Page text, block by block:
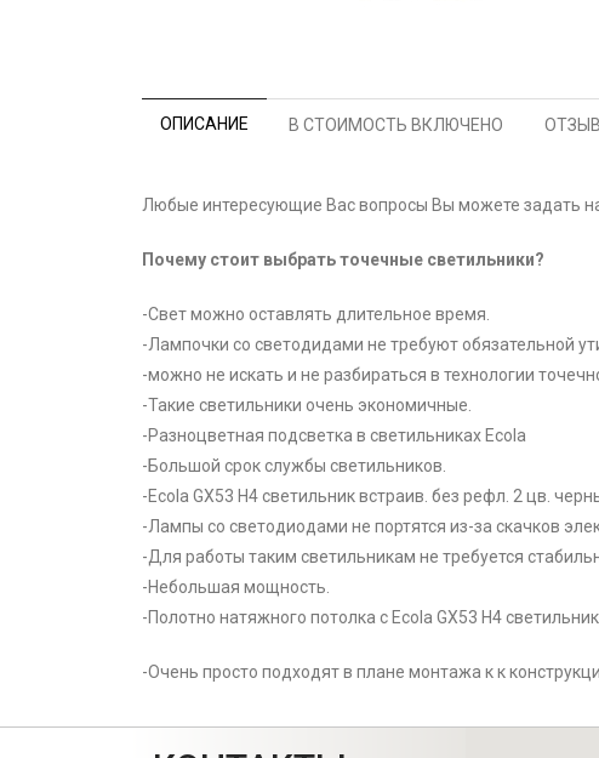
ОПИСАНИЕ В СТОИМОСТЬ ВКЛЮЧЕНО
Любые интересующие Вас вопросы Вы можете задать
Почему стоит выбрать точечные светильники?
-Свет можно оставлять длительное время.
-Лампочки со светодидами не требуют обязательной
-можно не искать и не разбираться в технологии
-Такие светильники очень экономичные.
-Разноцветная подсветка в светильниках Ecola
-Большой срок службы светильников.
-Ecola GX53 H4 светильник встраив. без рефл. 2 цв.
-Лампы со светодиодами не портятся из-за скачков
-Для работы таким светильникам не требуется
-Небольшая мощность.
-Полотно натяжного потолка с Ecola GX53 H4
-Очень просто подходят в плане монтажа к к